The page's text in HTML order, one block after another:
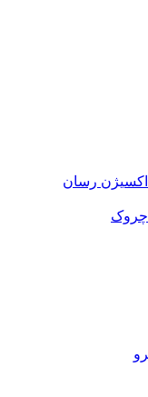
رسان
چروک